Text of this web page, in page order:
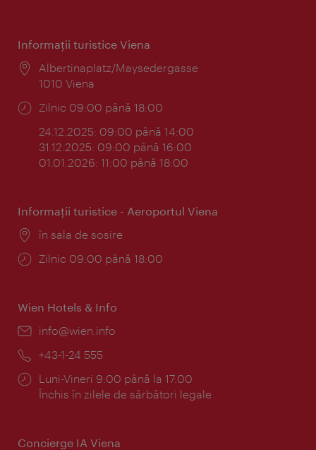
Informaţii turistice Viena
Locul:
Albertinaplatz/Maysedergasse
1010 Viena
Program:
Zilnic 09:00 până 18:00
24.12.2025: 09:00 până 14:00
31.12.2025: 09:00 până 16:00
01.01.2026: 11:00 până 18:00
Informaţii turistice - Aeroportul Viena
Locul:
în sala de sosire
Program:
Zilnic 09:00 până 18:00
Wien Hotels & Info
E-
info@wien.info
Telefon:
+43-1-24 555
Program:
Luni-Vineri 9:00 până la 17:00
Închis în zilele de sărbători legale
Concierge IA Viena